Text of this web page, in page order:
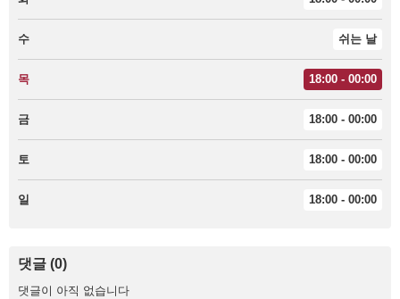
수 쉬는 날
목 18:00 - 00:00
금 18:00 - 00:00
토 18:00 - 00:00
일 18:00 - 00:00
댓글 (0)
댓글이 아직 없습니다